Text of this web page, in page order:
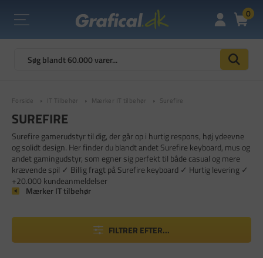
0
Forside IT Tilbehør Mærker IT tilbehør Surefire
SUREFIRE
Surefire gamerudstyr til dig, der går op i hurtig respons, høj ydeevne
og solidt design. Her finder du blandt andet Surefire keyboard, mus og
andet gamingudstyr, som egner sig perfekt til både casual og mere
krævende spil ✓ Billig fragt på Surefire keyboard ✓ Hurtig levering ✓
+20.000 kundeanmeldelser
Mærker IT tilbehør
FILTRER EFTER...